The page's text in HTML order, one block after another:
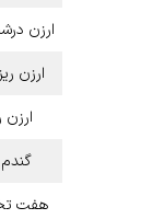
ارزن
ارزن
هفت